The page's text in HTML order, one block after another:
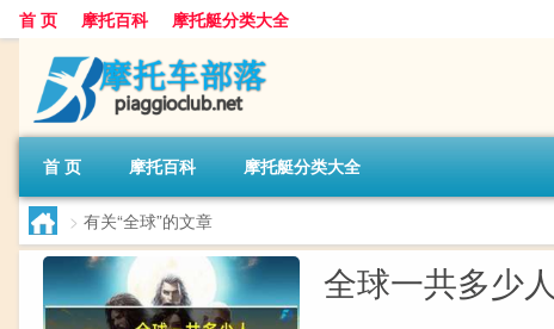
首 页 摩托百科 摩托艇分类大全
首 页 摩托百科 摩托艇分类大全
> 有关“全球”的文章
全球一共多少人